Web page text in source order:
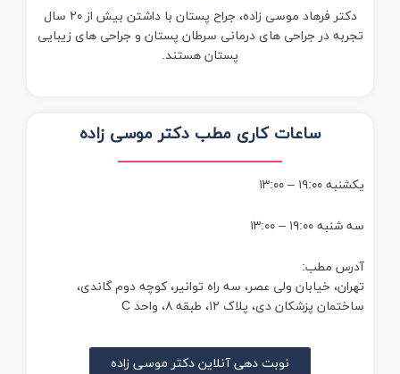
دکتر فرهاد موسی زاده، جراح پستان با داشتن بیش از ۲۰ سال
تجربه در جراحی های درمانی سرطان پستان و جراحی های زیبایی
پستان هستند.
ساعات کاری مطب دکتر موسی زاده
یکشنبه ۱۹:۰۰ – ۱۳:۰۰
سه شنبه ۱۹:۰۰ – ۱۳:۰۰
آدرس مطب:
تهران، خیابان ولی عصر، سه راه توانیر، کوچه دوم گاندی،
ساختمان پزشکان دی، پلاک ۱۲، طبقه ۸، واحد C
نوبت دهی آنلاین دکتر موسی زاده